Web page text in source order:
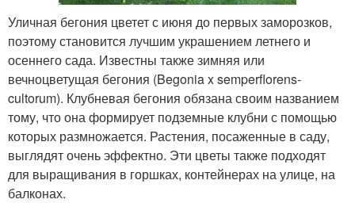
Уличная бегония цветет с июня до первых заморозков,
поэтому становится лучшим украшением летнего и
осеннего сада. Известны также зимняя или
вечноцветущая бегония (Begonia x semperflorens-
cultorum). Клубневая бегония обязана своим названием
тому, что она формирует подземные клубни с помощью
которых размножается. Растения, посаженные в саду,
выглядят очень эффектно. Эти цветы также подходят
для выращивания в горшках, контейнерах на улице, на
балконах.